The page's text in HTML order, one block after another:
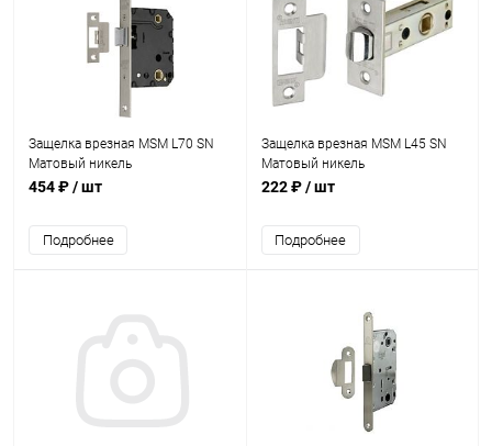
Защелка врезная MSM L70 SN
Матовый никель
454 ₽/ шт
Подробнее
Защелка врезная MSM L45 SN
Матовый никель
222 ₽/ шт
Подробнее